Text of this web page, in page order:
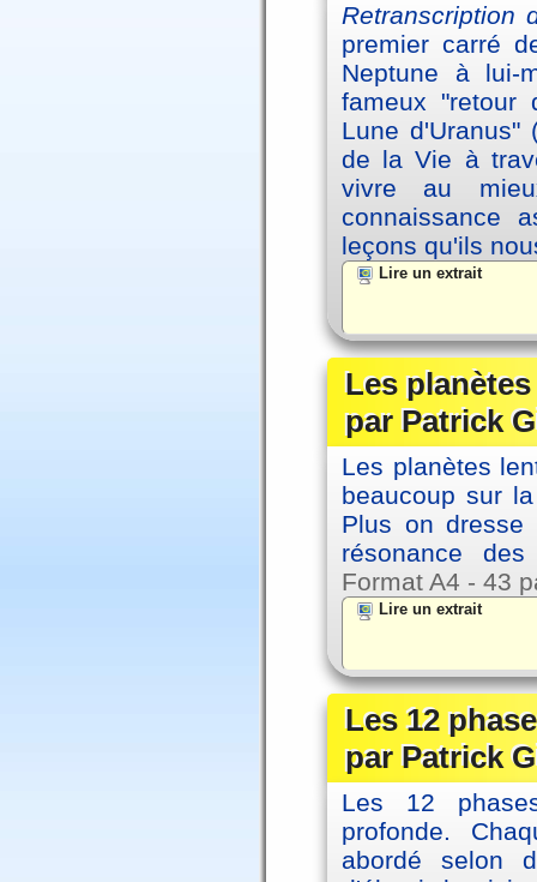
Retranscription
premier carré
Neptune à lui-
fameux "retour
Lune d'Uranus"
de la Vie à
vivre au
connaissance
leçons qu'ils
Lire un extrait
Les
par Patrick
Les planètes
beaucoup sur
Plus on dresse
résonance
Format A4 - 43
Lire un extrait
Les 12
par Patrick
Les 12
profonde.
abordé selon